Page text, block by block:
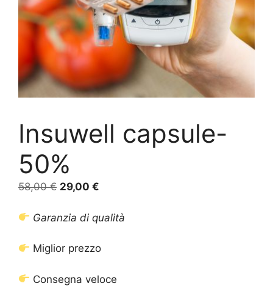
Insuwell capsule-
50%
58,00€ Il
originale
58,00 €.
29,00 €
attuale
29,00 €.
Garanzia di qualità
Miglior prezzo
Consegna veloce